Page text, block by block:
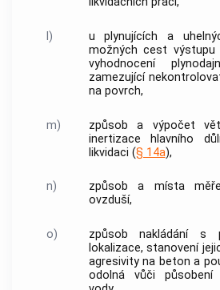
l)
u plynujících a
možných cest výstupu
vyhodnocení
zamezující
na povrch,
m)
způsob a výpočet
inertizace hlavního
likvidaci (§ 14a),
n)
způsob a místa
ovzduší,
o)
způsob nakládání s
lokalizace, stanovení
agresivity na beton a
odolná vůči působení